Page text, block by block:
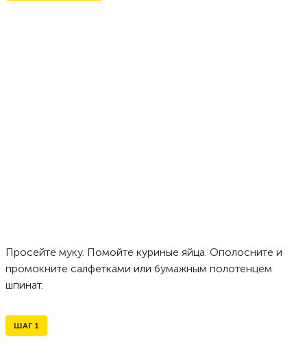
Просейте муку. Помойте куриные яйца. Ополосните и
промокните салфетками или бумажным полотенцем
шпинат.
ШАГ 1